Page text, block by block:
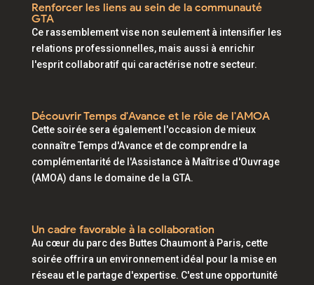
Renforcer les liens au sein de la communauté
GTA
Ce rassemblement vise non seulement à intensifier les
relations professionnelles, mais aussi à enrichir
l'esprit collaboratif qui caractérise notre secteur.
Découvrir Temps d'Avance et le rôle de l'AMOA
Cette soirée sera également l'occasion de mieux
connaître Temps d'Avance et de comprendre la
complémentarité de l'Assistance à Maîtrise d'Ouvrage
(AMOA) dans le domaine de la GTA.
Un cadre favorable à la collaboration
Au cœur du parc des Buttes Chaumont à Paris, cette
soirée offrira un environnement idéal pour la mise en
réseau et le partage d'expertise. C'est une opportunité